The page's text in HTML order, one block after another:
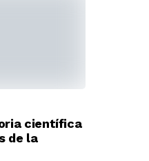
científica
de la